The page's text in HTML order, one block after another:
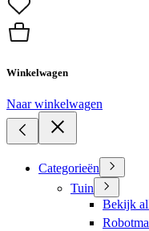
Winkelwagen
Naar winkelwagen
Categorieën
Tuin
Bekijk